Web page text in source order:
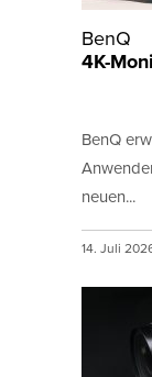
BenQ
4K-
BenQ
neuen...
14. Juli